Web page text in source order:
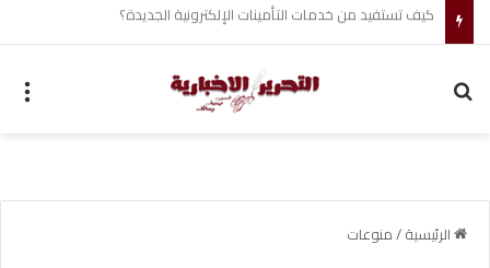
أحمد جابر حسين طه معلم القرآن لغير الناطقين من أسوان
الرئيسية/منوعات